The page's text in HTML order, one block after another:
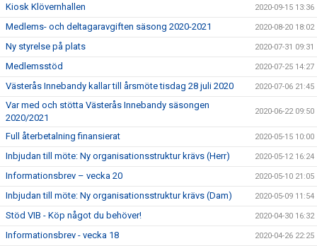
Kiosk Klövernhallen 2020-09-15 13:36
Medlems- och deltagaravgiften säsong 2020-2021 2020-08-20 18:02
Ny styrelse på plats 2020-07-31 09:31
Medlemsstöd 2020-07-25 14:27
Västerås Innebandy kallar till årsmöte tisdag 28 juli 2020 2020-07-06 21:45
Var med och stötta Västerås Innebandy säsongen
2020/2021
2020-06-22 09:50
Full återbetalning finansierat 2020-05-15 10:00
Inbjudan till möte: Ny organisationsstruktur krävs (Herr) 2020-05-12 16:24
Informationsbrev – vecka 20 2020-05-10 21:05
Inbjudan till möte: Ny organisationsstruktur krävs (Dam) 2020-05-09 11:54
Stöd VIB - Köp något du behöver! 2020-04-30 16:32
Informationsbrev - vecka 18 2020-04-26 22:25